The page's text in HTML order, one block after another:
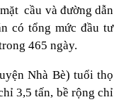
cầu và đường dẫn
có tổng mức đầu tư
465 ngày.
Nhà Bè) tuổi thọ
3,5 tấn, bề rộng chỉ